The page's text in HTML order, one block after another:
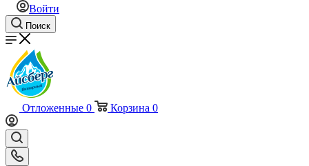
Войти
Поиск
Отложенные 0 Корзина 0